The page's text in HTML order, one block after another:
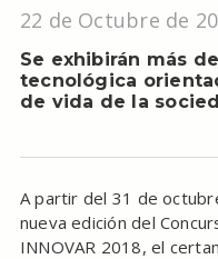
22 de Octubre de
Se exhibirán más
tecnológica
de vida de la
A partir del 31 de
nueva edición del
INNOVAR 2018, el